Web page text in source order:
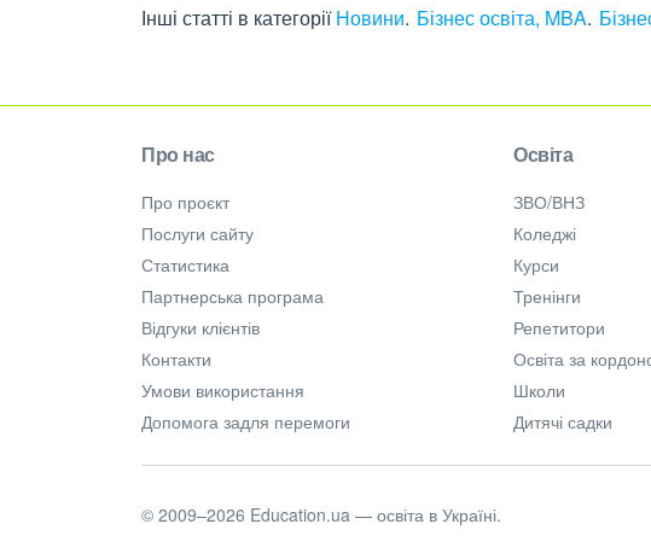
Інші статті в категорії Новини Бізнес освіта, MBA
Про нас
Про проєкт
Послуги сайту
Статистика
Партнерська програма
Відгуки клієнтів
Контакти
Умови використання
Допомога задля перемоги
Освіта
ЗВО/ВНЗ
Коледжі
Курси
Тренінги
Репетитори
Освіта за
Школи
Дитячі садки
© 2009–2026 Education.ua — освіта в Україні.